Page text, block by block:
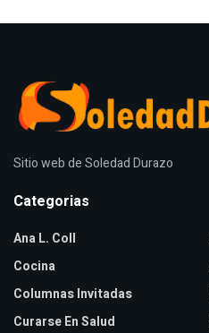
Sitio web de Soledad Durazo
Categorias
Ana L. Coll
Cocina
Columnas Invitadas
Curarse En Salud